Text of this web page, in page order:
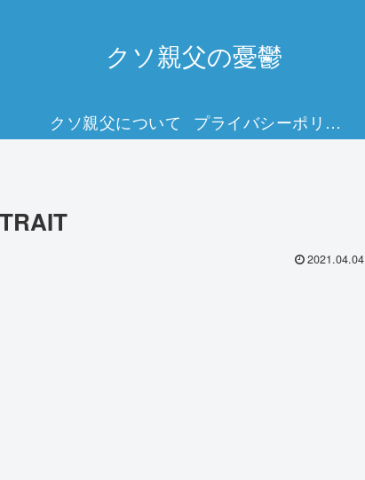
クソ親父の憂鬱
クソ親父について プライバシーポリシー
2021.04.04